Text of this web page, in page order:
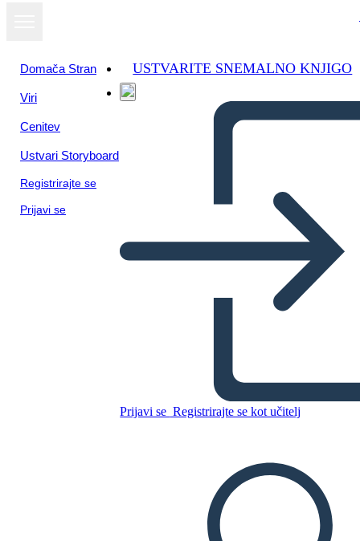
Domača Stran
Viri
Cenitev
Ustvari Storyboard
Registrirajte se
Prijavi se
USTVARITE SNEMALNO KNJIGO
Prijavi se Registrirajte se kot učitelj
Kopirajte to snemalno knjigo
USTVARITE SNEMALNO KNJIGO
PREDVAJANJE DIAPROJEKCIJE
PREBERI MI
Oglejte si kot
diaprojekcijo